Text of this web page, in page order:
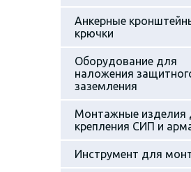
Анкерные
крючки
Оборудование для
наложения
заземления
Монтажные изделия
крепления СИП и
Инструмент для